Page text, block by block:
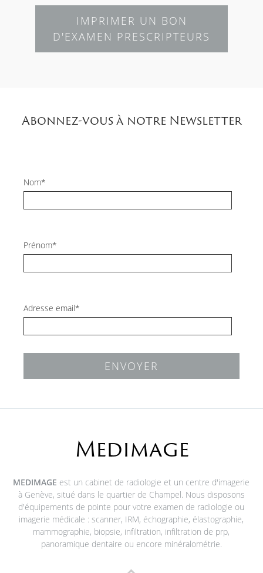
IMPRIMER UN BON
D'EXAMEN PRESCRIPTEURS
Abonnez-vous à notre Newsletter
Nom*
Prénom*
Adresse email*
ENVOYER
Medimage
MEDIMAGE est un cabinet de radiologie et un centre d'imagerie
à Genève, situé dans le quartier de Champel. Nous disposons
d'équipements de pointe pour votre examen de radiologie ou
imagerie médicale : scanner, IRM, échographie, élastographie,
mammographie, biopsie, infiltration, infiltration de prp,
panoramique dentaire ou encore minéralométrie.